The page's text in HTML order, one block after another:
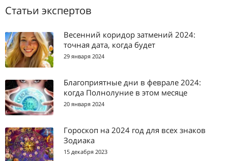
Статьи экспертов
Весенний коридор затмений 2024:
точная дата, когда будет
29 января 2024
Благоприятные дни в феврале 2024:
когда Полнолуние в этом месяце
20 января 2024
Гороскоп на 2024 год для всех знаков
Зодиака
15 декабря 2023